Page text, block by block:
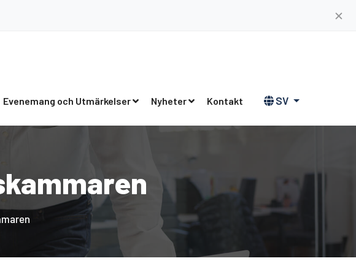
✕
Evenemang och Utmärkelser Nyheter Kontakt SV